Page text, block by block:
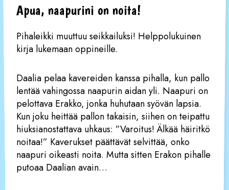
Apua, naapurini on noita!
Pihaleikki muuttuu seikkailuksi! Helppolukuinen
kirja lukemaan oppineille.
Daalia pelaa kavereiden kanssa pihalla, kun pallo
lentää vahingossa naapurin aidan yli. Naapuri on
pelottava Erakko, jonka huhutaan syövän lapsia.
Kun joku heittää pallon takaisin, siihen on teipattu
hiuksianostattava uhkaus: ”Varoitus! Älkää häiritkö
noitaa!” Kaverukset päättävät selvittää, onko
naapuri oikeasti noita. Mutta sitten Erakon pihalle
putoaa Daalian avain…